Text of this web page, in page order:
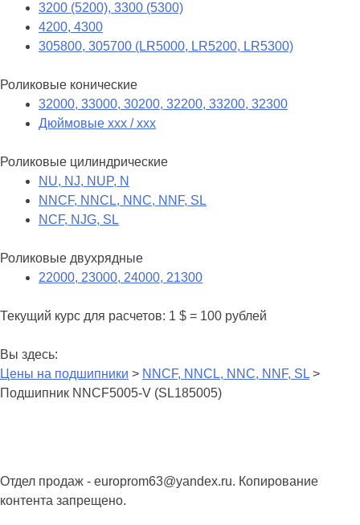
3200 (5200), 3300 (5300)
4200, 4300
305800, 305700 (LR5000, LR5200, LR5300)
Роликовые конические
32000, 33000, 30200, 32200, 33200, 32300
Дюймовые xxx / xxx
Роликовые цилиндрические
NU, NJ, NUP, N
NNCF, NNCL, NNC, NNF, SL
NCF, NJG, SL
Роликовые двухрядные
22000, 23000, 24000, 21300
Текущий курс для расчетов: 1 $ = 100 рублей
Вы здесь:
Цены на подшипники > NNCF, NNCL, NNC, NNF, SL >
Подшипник NNCF5005-V (SL185005)
Отдел продаж - europrom63@yandex.ru. Копирование
контента запрещено.